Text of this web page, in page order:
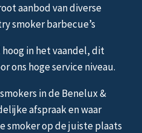
aanbod van diverse
smoker barbecue’s
in het vaandel, dit
ons hoge service niveau.
in de Benelux &
afspraak en waar
smoker op de juiste plaats